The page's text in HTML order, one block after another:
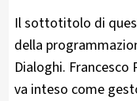
Il sottotitolo di
della
Dialoghi.
va inteso come